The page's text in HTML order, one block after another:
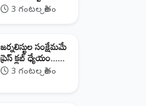
3 గంటల క్రితం
జర్నలిస్టుల సంక్షేమమే
ప్రెస్ క్లబ్ ధ్యేయం......
3 గంటల క్రితం